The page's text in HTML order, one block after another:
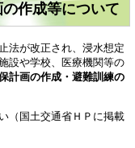
作成等について
法が改正され、浸水想定
設や学校、医療機関等の
計画の作成・避難訓練の
（国土交通省ＨＰに掲載